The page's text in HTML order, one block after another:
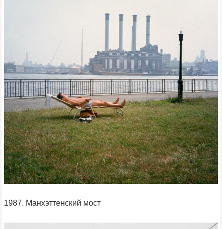
1987. Манхэттенский мост